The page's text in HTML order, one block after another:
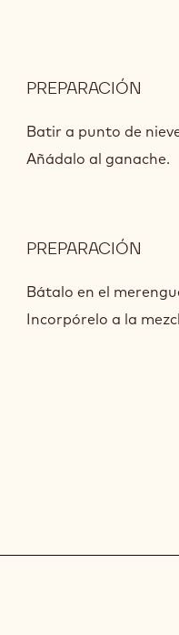
PREPARACIÓN
80
Batir a punto de
Añádalo al ganache.
PREPARACIÓN
80
Bátalo en el
Incorpórelo a la